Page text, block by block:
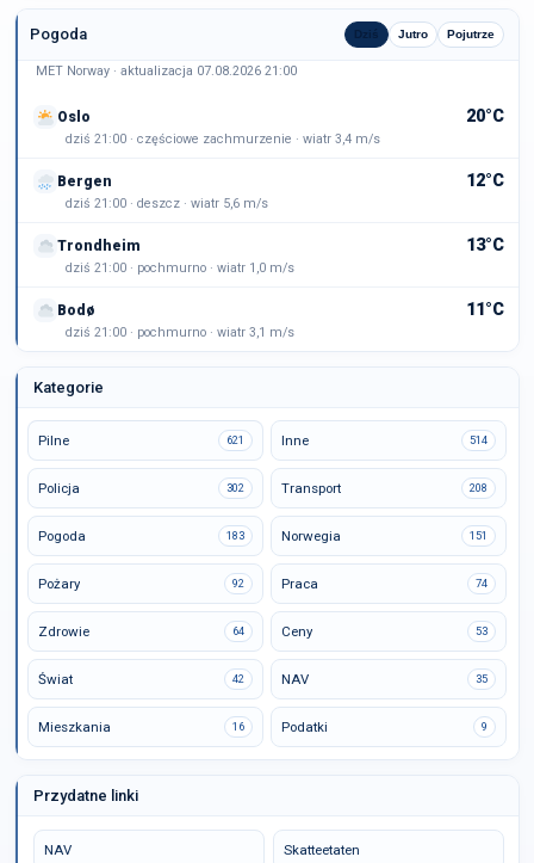
Pogoda Dziś Jutro Pojutrze
MET Norway · aktualizacja 07.08.2026 21:00
Oslo 20°C
dziś 21:00 · częściowe zachmurzenie · wiatr 3,4 m/s
Bergen 12°C
dziś 21:00 · deszcz · wiatr 5,6 m/s
Trondheim 13°C
dziś 21:00 · pochmurno · wiatr 1,0 m/s
Bodø 11°C
dziś 21:00 · pochmurno · wiatr 3,1 m/s
Kategorie
Pilne 621 Inne 514
Policja 302 Transport 208
Pogoda 183 Norwegia 151
Pożary 92 Praca 74
Zdrowie 64 Ceny 53
Świat 42 NAV 35
Mieszkania 16 Podatki 9
Przydatne linki
NAV Skatteetaten